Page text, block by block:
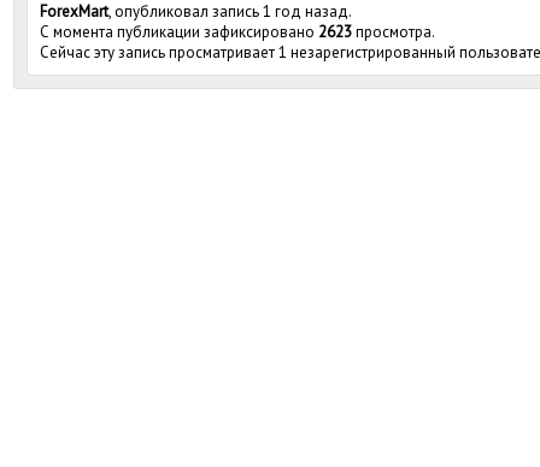
ForexMart, опубликовал запись 1 год назад.
С момента публикации зафиксировано 2623просмотра.
Сейчас эту запись просматривает 1 незарегистрированный